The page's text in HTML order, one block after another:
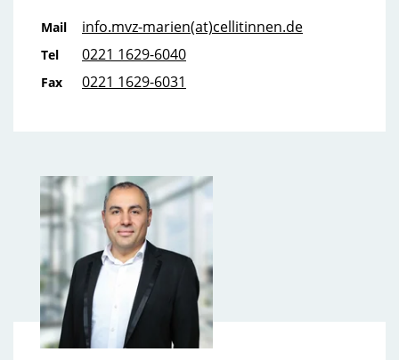
Mail info.mvz-marien(at)cellitinnen.de
Tel 0221 1629-6040
Fax 0221 1629-6031